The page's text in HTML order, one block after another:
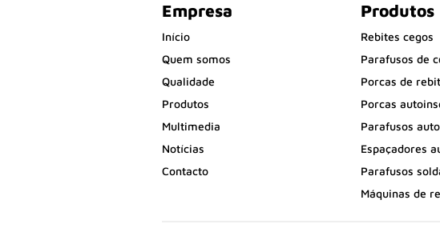
Empresa
Início
Quem somos
Qualidade
Produtos
Multimedia
Notícias
Contacto
Produtos
Rebites cegos
Parafusos de
Porcas de
Porcas
Parafusos
Espaçadores
Parafusos
Máquinas de